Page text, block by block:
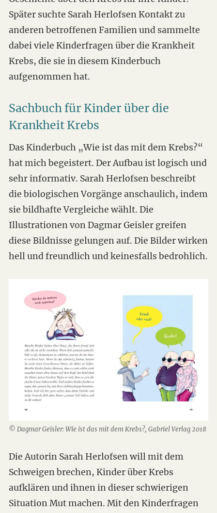
Später suchte Sarah Herlofsen Kontakt zu
anderen betroffenen Familien und sammelte
dabei viele Kinderfragen über die Krankheit
Krebs, die sie in diesem Kinderbuch
aufgenommen hat.
Sachbuch für Kinder über die
Krankheit Krebs
Das Kinderbuch „Wie ist das mit dem Krebs?“
hat mich begeistert. Der Aufbau ist logisch und
sehr informativ. Sarah Herlofsen beschreibt
die biologischen Vorgänge anschaulich, indem
sie bildhafte Vergleiche wählt. Die
Illustrationen von Dagmar Geisler greifen
diese Bildnisse gelungen auf. Die Bilder wirken
hell und freundlich und keinesfalls bedrohlich.
© Dagmar Geisler: Wie ist das mit dem Krebs?, Gabriel Verlag 2018
Die Autorin Sarah Herlofsen will mit dem
Schweigen brechen, Kinder über Krebs
aufklären und ihnen in dieser schwierigen
Situation Mut machen. Mit den Kinderfragen